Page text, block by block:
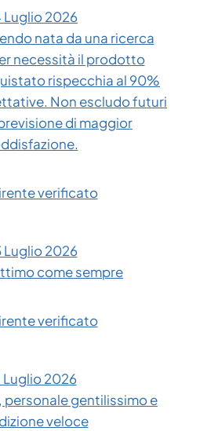
Luglio 2026
nata da una ricerca
necessità il prodotto
rispecchia al 90%
Non escludo futuri
di maggior
verificato
Luglio 2026
come sempre
verificato
Luglio 2026
gentilissimo e
veloce